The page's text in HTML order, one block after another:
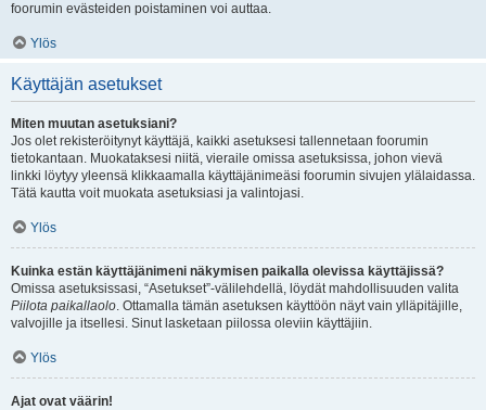
foorumin evästeiden poistaminen voi auttaa.
Ylös
Käyttäjän asetukset
Miten muutan asetuksiani?
Jos olet rekisteröitynyt käyttäjä, kaikki asetuksesi tallennetaan foorumin
tietokantaan. Muokataksesi niitä, vieraile omissa asetuksissa, johon vievä
linkki löytyy yleensä klikkaamalla käyttäjänimeäsi foorumin sivujen ylälaidassa.
Tätä kautta voit muokata asetuksiasi ja valintojasi.
Ylös
Kuinka estän käyttäjänimeni näkymisen paikalla olevissa käyttäjissä?
Omissa asetuksissasi, “Asetukset”-välilehdellä, löydät mahdollisuuden valita
Piilota paikallaolo. Ottamalla tämän asetuksen käyttöön näyt vain ylläpitäjille,
valvojille ja itsellesi. Sinut lasketaan piilossa oleviin käyttäjiin.
Ylös
Ajat ovat väärin!